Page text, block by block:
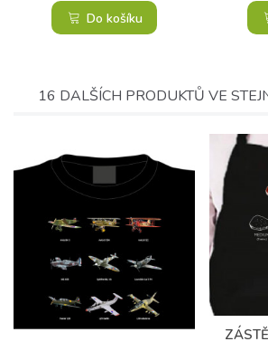
Do košíku
16 DALŠÍCH PRODUKTŮ VE